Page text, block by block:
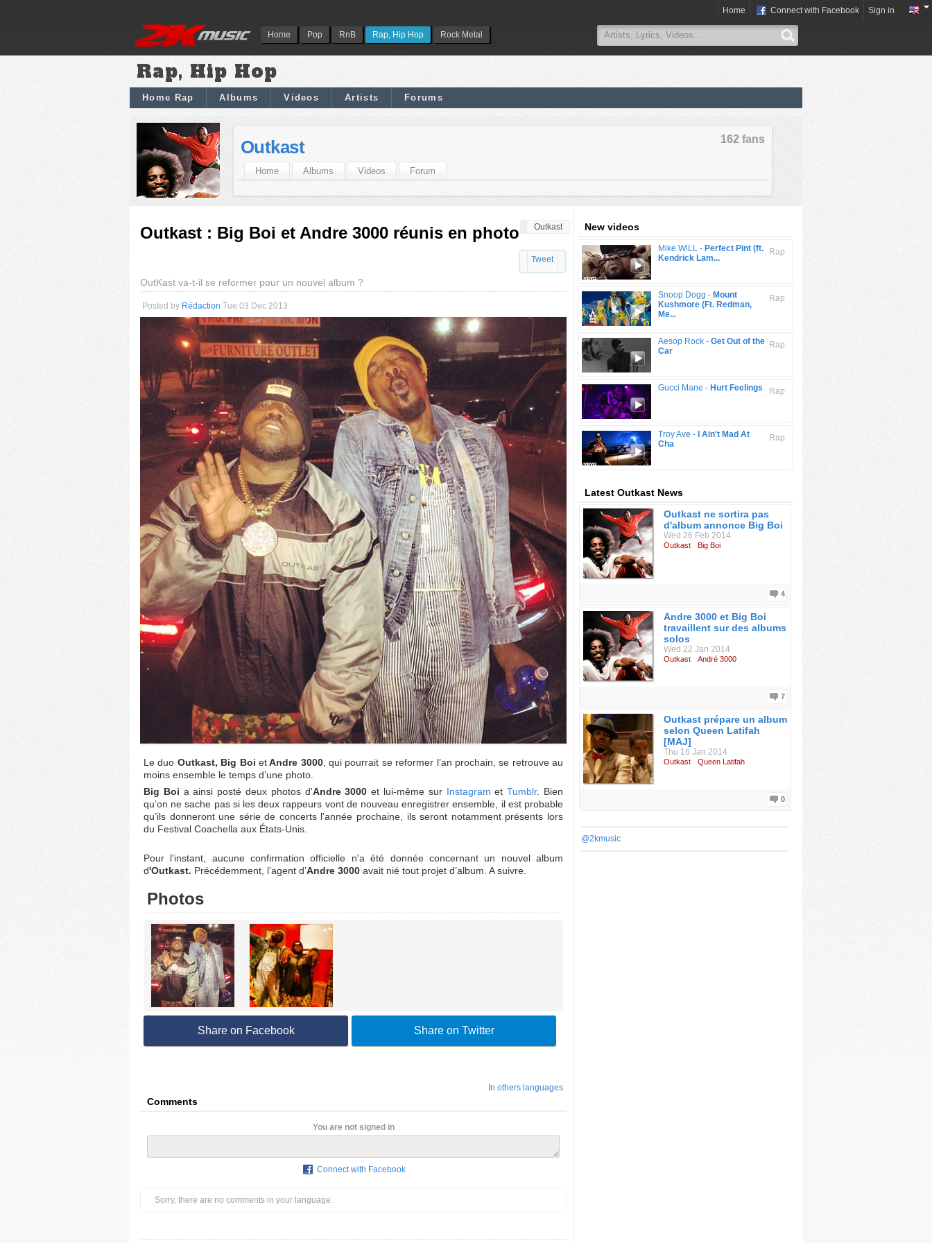
Home Pop RnB Rap, Hip Hop Rock Metal
Home Connect with Facebook Sign in
Rap, Hip Hop
Home Rap Albums Videos Artists Forums
162 fans
Outkast
Home Albums Videos Forum
Outkast
Outkast : Big Boi et Andre 3000 réunis en photo
Tweet
OutKast va-t-il se reformer pour un nouvel album ?
Posted by Rédaction Tue 03 Dec 2013
Le duo Outkast, Big Boi etAndre 3000, qui pourrait se reformer l’an prochain, se retrouve au
moins ensemble le temps d’une photo.
Big Boi a ainsi posté deux photos d'Andre 3000 et lui-même sur Instagram etTumblr. Bien
qu’on ne sache pas si les deux rappeurs vont de nouveau enregistrer ensemble, il est probable
qu’ils donneront une série de concerts l'année prochaine, ils seront notamment présents lors
du Festival Coachella aux États-Unis.
Pour l'instant, aucune confirmation officielle n'a été donnée concernant un nouvel album
d'Outkast. Précédemment, l’agent d’Andre 3000 avait nié tout projet d’album. A suivre.
Photos
Share on Facebook Share on Twitter
In others languages
Comments
You are not signed in
Connect with Facebook
Sorry, there are no comments in your language.
New videos
Rap
Mike WiLL - Perfect Pint (ft.
Kendrick Lam...
Rap
Snoop Dogg - Mount
Kushmore (Ft. Redman,
Me...
Rap
Aesop Rock - Get Out of the
Car
Rap
Gucci Mane - Hurt Feelings
Rap
Troy Ave -
I Ain't Mad At
Cha
Latest Outkast News
Outkast ne sortira pas
d'album annonce Big Boi
Wed 26 Feb 2014
Outkast Big Boi
4
Andre 3000 et Big Boi
travaillent sur des albums
solos
Wed 22 Jan 2014
Outkast André 3000
7
Outkast prépare un album
selon Queen Latifah
[MAJ]
Thu 16 Jan 2014
Outkast Queen Latifah
0
@2kmusic